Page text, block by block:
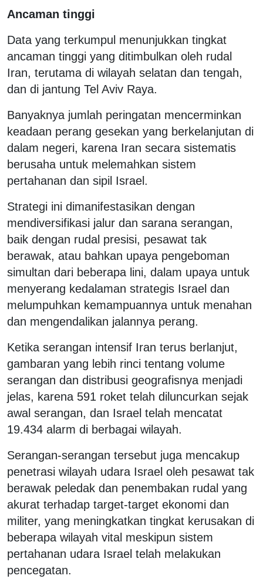
Ancaman tinggi
Data yang terkumpul menunjukkan tingkat
ancaman tinggi yang ditimbulkan oleh rudal
Iran, terutama di wilayah selatan dan tengah,
dan di jantung Tel Aviv Raya.
Banyaknya jumlah peringatan mencerminkan
keadaan perang gesekan yang berkelanjutan di
dalam negeri, karena Iran secara sistematis
berusaha untuk melemahkan sistem
pertahanan dan sipil Israel.
Strategi ini dimanifestasikan dengan
mendiversifikasi jalur dan sarana serangan,
baik dengan rudal presisi, pesawat tak
berawak, atau bahkan upaya pengeboman
simultan dari beberapa lini, dalam upaya untuk
menyerang kedalaman strategis Israel dan
melumpuhkan kemampuannya untuk menahan
dan mengendalikan jalannya perang.
Ketika serangan intensif Iran terus berlanjut,
gambaran yang lebih rinci tentang volume
serangan dan distribusi geografisnya menjadi
jelas, karena 591 roket telah diluncurkan sejak
awal serangan, dan Israel telah mencatat
19.434 alarm di berbagai wilayah.
Serangan-serangan tersebut juga mencakup
penetrasi wilayah udara Israel oleh pesawat tak
berawak peledak dan penembakan rudal yang
akurat terhadap target-target ekonomi dan
militer, yang meningkatkan tingkat kerusakan di
beberapa wilayah vital meskipun sistem
pertahanan udara Israel telah melakukan
pencegatan.